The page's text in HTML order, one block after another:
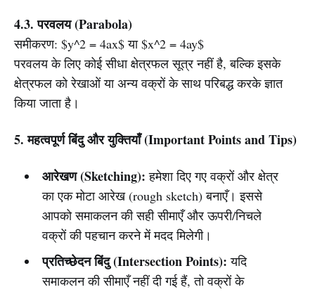
4.3. परवलय (Parabola)
समीकरण: $y^2 = 4ax$ या $x^2 = 4ay$
परवलय के लिए कोई सीधा क्षेत्रफल सूत्र नहीं है, बल्कि इसके
क्षेत्रफल को रेखाओं या अन्य वक्रों के साथ परिबद्ध करके ज्ञात
किया जाता है।
5. महत्वपूर्ण बिंदु और युक्तियाँ (Important Points and Tips)
आरेखण (Sketching): हमेशा दिए गए वक्रों और क्षेत्र
का एक मोटा आरेख (rough sketch) बनाएँ। इससे
आपको समाकलन की सही सीमाएँ और ऊपरी/निचले
वक्रों की पहचान करने में मदद मिलेगी।
प्रतिच्छेदन बिंदु (Intersection Points): यदि
समाकलन की सीमाएँ नहीं दी गई हैं, तो वक्रों के